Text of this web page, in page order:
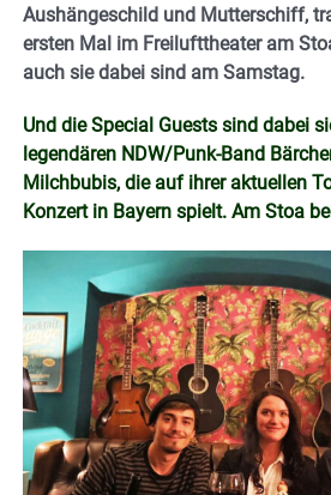
Aushängeschild und Mutterschiff,
ersten Mal im Freilufttheater am
auch sie dabei sind am Samstag.
Und die Special Guests sind dabei
legendären NDW/Punk-Band
Milchbubis, die auf ihrer aktuellen
Konzert in Bayern spielt. Am Stoa